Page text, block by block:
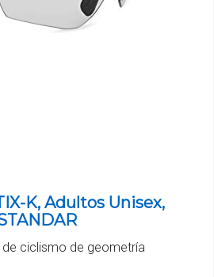
K, Adultos Unisex,
ciclismo de geometría